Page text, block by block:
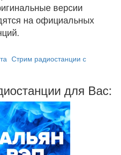
версии
на официальных
Стрим радиостанции с
для Вас: